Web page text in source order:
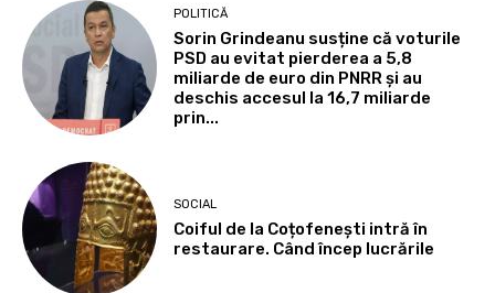
POLITICĂ
Sorin Grindeanu susține că voturile
PSD au evitat pierderea a 5,8
miliarde de euro din PNRR și au
deschis accesul la 16,7 miliarde
prin...
SOCIAL
Coiful de la Coțofenești intră în
restaurare. Când încep lucrările